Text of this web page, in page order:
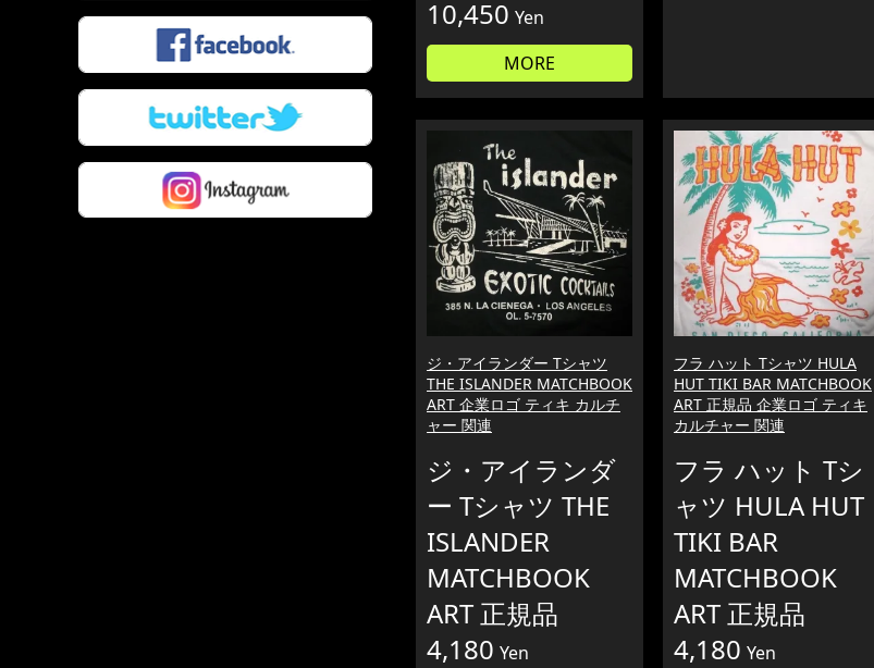
10,450 Yen
MORE
ジ・アイランダー Tシャツ
THE ISLANDER MATCHBOOK
ART 企業ロゴ ティキ カルチ
ャー 関連
ジ・アイランダ
ー Tシャツ THE
ISLANDER
MATCHBOOK
ART 正規品
4,180 Yen
フラ ハット Tシャツ HULA
HUT TIKI BAR MATCHBOOK
ART 正規品 企業ロゴ ティキ
カルチャー 関連
フラ ハット Tシ
ャツ HULA HUT
TIKI BAR
MATCHBOOK
ART 正規品
4,180 Yen